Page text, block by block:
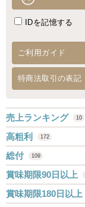
IDを記憶する
ご利用ガイド
特商法取引の表記
売上ランキング 10
高粗利 172
総付 109
賞味期限90日以上
賞味期限180日以上